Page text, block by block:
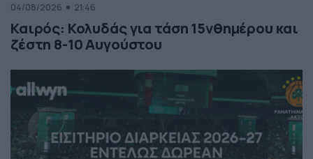
04/08/2026 21:46
Καιρός: Κολυδάς για τάση 15νθημέρου και
ζέστη 8-10 Αυγούστου